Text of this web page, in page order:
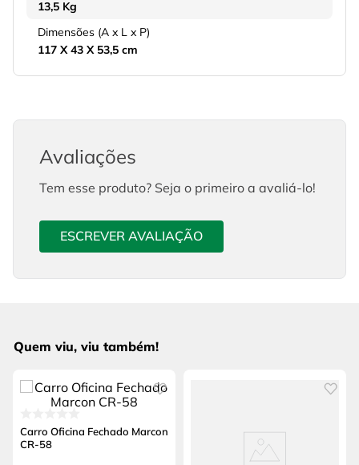
13,5 Kg
Dimensões (A x L x P)
117 X 43 X 53,5 cm
Avaliações
Tem esse produto? Seja o primeiro a avaliá-lo!
ESCREVER AVALIAÇÃO
Quem viu, viu também!
Carro Oficina Fechado Marcon
CR-58